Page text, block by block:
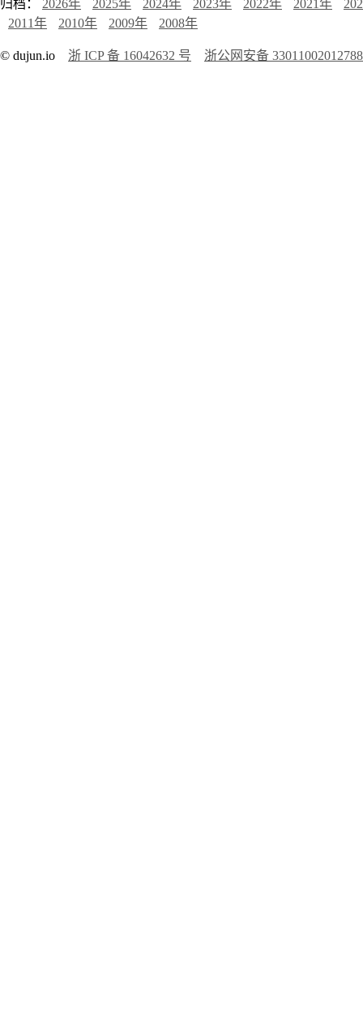
归档： 2026年 2025年 2024年 2023年 2022年 2021年
2011年
2010年 2009年 2008年
© dujun.io 浙 ICP 备 16042632 号 浙公网安备